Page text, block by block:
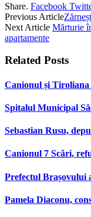
Share. Facebook
Previous Article
Next Article Mărturie
apartamente
Related Posts
Canionul și Tiroliana
Spitalul Municipal
Sebastian Rusu,
Canionul 7 Scări,
Prefectul Brașovului
Pamela Diaconu,